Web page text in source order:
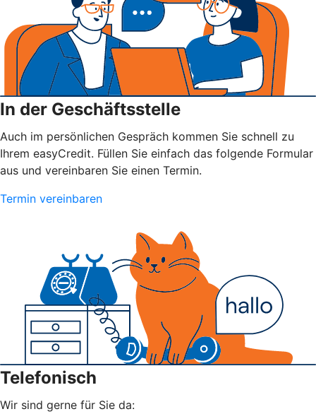
In der Geschäftsstelle
Auch im persönlichen Gespräch kommen Sie schnell zu
Ihrem easyCredit. Füllen Sie einfach das folgende Formular
aus und vereinbaren Sie einen Termin.
Termin vereinbaren
Telefonisch
Wir sind gerne für Sie da: